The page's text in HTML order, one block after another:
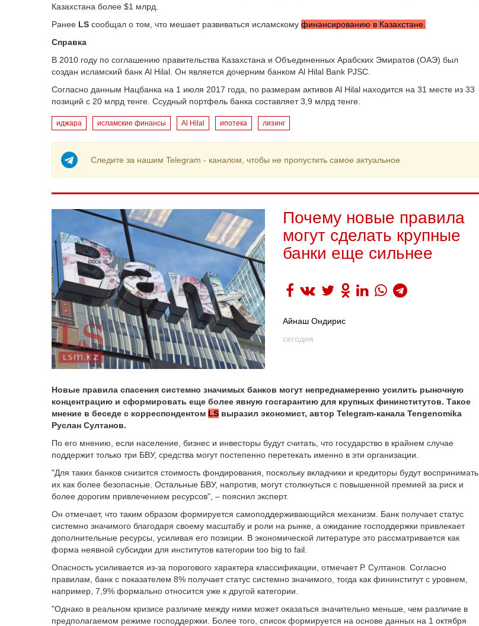
Казахстана более $1 млрд.
Ранее LS сообщал о том, что мешает развиваться исламскому финансированию в Казахстане.
Справка
В 2010 году по соглашению правительства Казахстана и Объединенных Арабских Эмиратов (ОАЭ) был
создан исламский банк Al Hilal . Он является дочерним банком Al Hilal Bank PJSC
Согласно данным Нацбанка на 1 июля 2017 года, по размерам активов Al Hilal находится на 31 месте из 33
позиций с 20 млрд тенге. Ссудный портфель банка составляет 3,9 млрд тенге.
иджара исламские финансы Al Hilal ипотека лизинг
Следите за нашим Telegram - каналом, чтобы не пропустить самое актуальное
Почему новые правила
могут сделать крупные
банки еще сильнее
Айнаш Ондирис
сегодня
Новые правила спасения системно значимых банков могут непреднамеренно усилить рыночную
концентрацию и сформировать еще более явную госгарантию для крупных фининститутов. Такое
мнение в беседе с корреспондентом LS выразил экономист, автор Telegram-канала Tengenomika
Руслан Султанов.
По его мнению, если население, бизнес и инвесторы будут считать, что государство в крайнем случае
поддержит только три БВУ, средства могут постепенно перетекать именно в эти организации.
"Для таких банков снизится стоимость фондирования, поскольку вкладчики и кредиторы будут воспринимать
их как более безопасные. Остальные БВУ, напротив, могут столкнуться с повышенной премией за риск и
более дорогим привлечением ресурсов", – пояснил эксперт.
Он отмечает, что таким образом формируется самоподдерживающийся механизм. Банк получает статус
системно значимого благодаря своему масштабу и роли на рынке, а ожидание господдержки привлекает
дополнительные ресурсы, усиливая его позиции. В экономической литературе это рассматривается как
форма неявной субсидии для институтов категории too big to fail.
Опасность усиливается из-за порогового характера классификации, отмечает Р. Султанов. Согласно
правилам, банк с показателем 8% получает статус системно значимого, тогда как фининститут с уровнем,
например, 7,9% формально относится уже к другой категории.
"Однако в реальном кризисе различие между ними может оказаться значительно меньше, чем различие в
предполагаемом режиме господдержки. Более того, список формируется на основе данных на 1 октября